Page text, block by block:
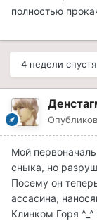
полностью
4 недели
Мой
сныка, но
Посему он
ассасина,
Клинком Горя